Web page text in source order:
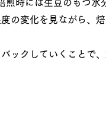
煎時には生豆のもつ水
の変化を見ながら、
ックしていくことで